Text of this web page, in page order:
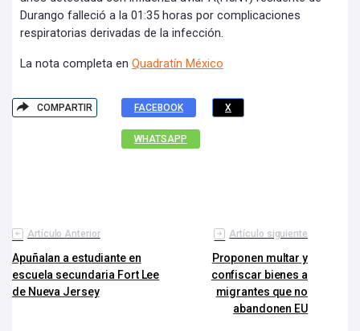
Durango falleció a la 01:35 horas por complicaciones
respiratorias derivadas de la infección.
La nota completa en Quadratín México
COMPARTIR FACEBOOK X
WHATSAPP
Artículo Anterior
Apuñalan a estudiante en
escuela secundaria Fort Lee
de Nueva Jersey
Artículo siguiente
Proponen multar y
confiscar bienes a
migrantes que no
abandonen EU